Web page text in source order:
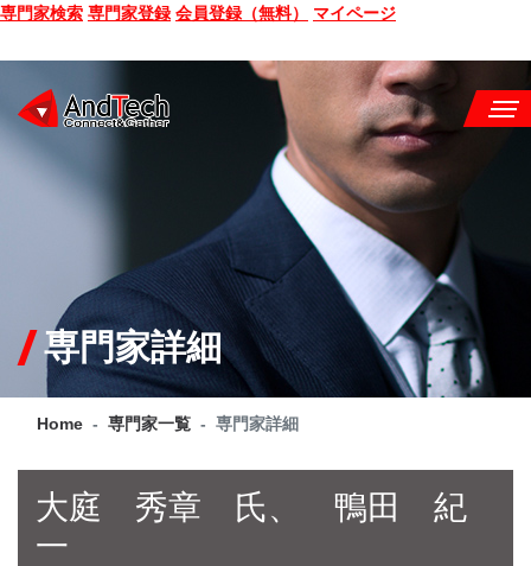
専門家検索 専門家登録 会員登録（無料） マイページ
CONSULTING
SERVICE
COMPANY
Q&A
専門家詳細
Home 専門家一覧 専門家詳細
大庭 秀章 氏、 鴨田 紀
一